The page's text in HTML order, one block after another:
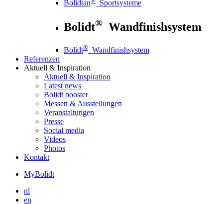
Bolidtan Sportsysteme
Bolidt® Wandfinishsystem
Bolidt® Wandfinishsystem
Referenzen
Aktuell & Inspiration
Aktuell & Inspiration
Latest news
Bolidt booster
Messen & Ausstellungen
Veranstaltungen
Presse
Social media
Videos
Photos
Kontakt
MyBolidt
nl
en